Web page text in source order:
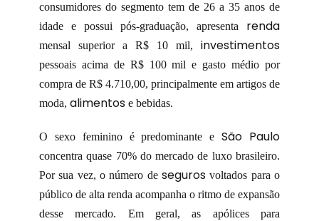
consumidores do segmento tem de 26 a 35 anos de
idade e possui pós-graduação, apresenta renda
mensal superior a R$ 10 mil, investimentos
pessoais acima de R$ 100 mil e gasto médio por
compra de R$ 4.710,00, principalmente em artigos de
moda, alimentos e bebidas.
O sexo feminino é predominante eSão Paulo
concentra quase 70% do mercado de luxo brasileiro.
Por sua vez, o número de seguros voltados para o
público de alta renda acompanha o ritmo de expansão
desse mercado. Em geral, as apólices para